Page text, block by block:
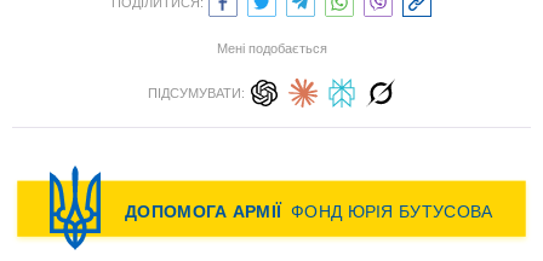
Мені подобається
ПІДСУМУВАТИ: